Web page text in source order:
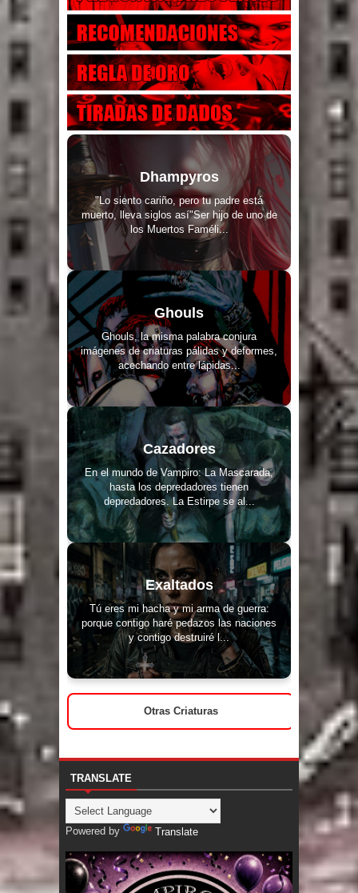
Dhampyros
"Lo siento cariño, pero tu padre está
muerto, lleva siglos así"Ser hijo de uno de
los Muertos Faméli...
Ghouls
Ghouls, la misma palabra conjura
imágenes de criaturas pálidas y deformes,
acechando entre lápidas...
Cazadores
En el mundo de Vampiro: La Mascarada,
hasta los depredadores tienen
depredadores. La Estirpe se al...
Exaltados
Tú eres mi hacha y mi arma de guerra:
porque contigo haré pedazos las naciones
y contigo destruiré l...
Otras Criaturas
TRANSLATE
Powered by Translate